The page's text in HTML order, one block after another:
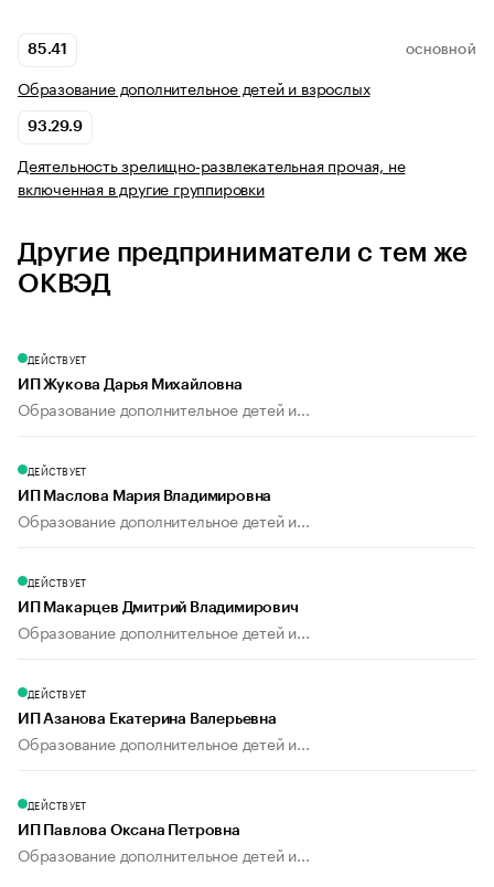
85.41 ОСНОВНОЙ
Образование дополнительное детей и взрослых
93.29.9
Деятельность зрелищно-развлекательная прочая, не
включенная в другие группировки
Другие предприниматели с тем же
ОКВЭД
ДЕЙСТВУЕТ
ИП Жукова Дарья Михайловна
Образование дополнительное детей и...
ДЕЙСТВУЕТ
ИП Маслова Мария Владимировна
Образование дополнительное детей и...
ДЕЙСТВУЕТ
ИП Макарцев Дмитрий Владимирович
Образование дополнительное детей и...
ДЕЙСТВУЕТ
ИП Азанова Екатерина Валерьевна
Образование дополнительное детей и...
ДЕЙСТВУЕТ
ИП Павлова Оксана Петровна
Образование дополнительное детей и...